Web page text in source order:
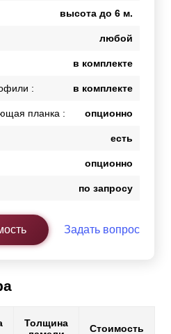
высота до 6 м.
любой
в комплекте
: в комплекте
планка : опционно
есть
опционно
по запросу
Задать вопрос
Толщина
Стоимость